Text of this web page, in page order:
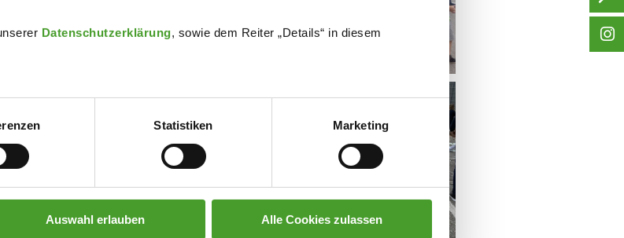
Datenschutzerklärung, sowie dem Reiter „Details“ in diesem
Statistiken Marketing
Auswahl erlauben Alle Cookies zulassen